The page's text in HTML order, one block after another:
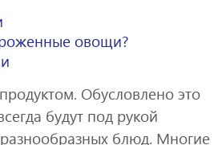
овощи?
Обусловлено это
будут под рукой
блюд. Многие